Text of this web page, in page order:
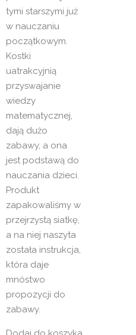
tymi starszymi już
w nauczaniu
początkowym.
Kostki
uatrakcyjnią
przyswajanie
wiedzy
matematycznej,
dają dużo
zabawy, a ona
jest podstawą do
nauczania dzieci.
Produkt
zapakowaliśmy w
przejrzystą siatkę,
a na niej naszyta
została instrukcja,
która daje
mnóstwo
propozycji do
zabawy.